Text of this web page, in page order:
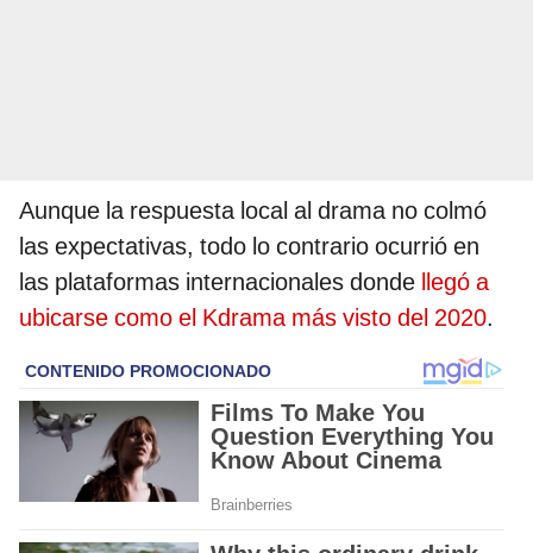
Aunque la respuesta local al drama no colmó
las expectativas, todo lo contrario ocurrió en
las plataformas internacionales donde llegó a
ubicarse como el Kdrama más visto del 2020.